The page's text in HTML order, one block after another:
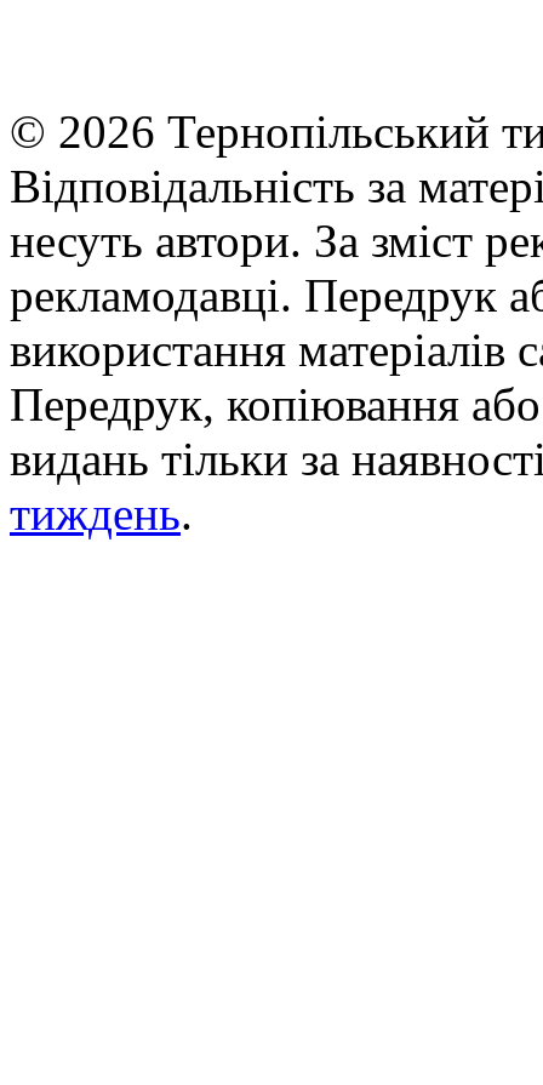
© 2026 Тернопільський
Відповідальність за
несуть автори. За зміст
рекламодавці. Передрук
використання матеріалів
Передрук, копіювання
видань тільки за
тиждень.